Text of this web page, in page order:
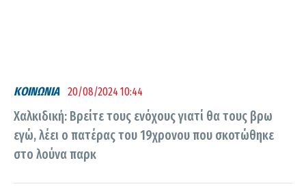
ΚΟΙΝΩΝΙΑ 20/08/2024 10:44
Χαλκιδική: Βρείτε τους ενόχους γιατί θα τους βρω
εγώ, λέει ο πατέρας του 19χρονου που σκοτώθηκε
στο λούνα παρκ